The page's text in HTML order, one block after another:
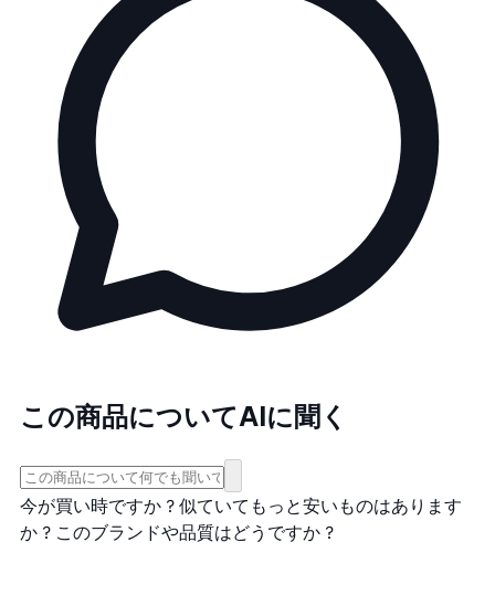
この商品についてAIに聞く
今が買い時ですか？ 似ていてもっと安いものはあります
か？ このブランドや品質はどうですか？